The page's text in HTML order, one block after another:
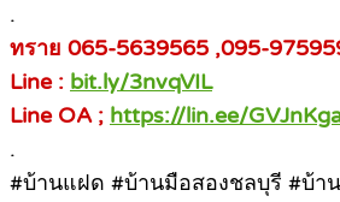
.
ทราย 065-5639565 ,095-
Line : bit.ly/3nvqVIL
Line OA ; https://lin.ee/
.
#บ้านแฝด #บ้านมือสองชลบุรี #บ้า